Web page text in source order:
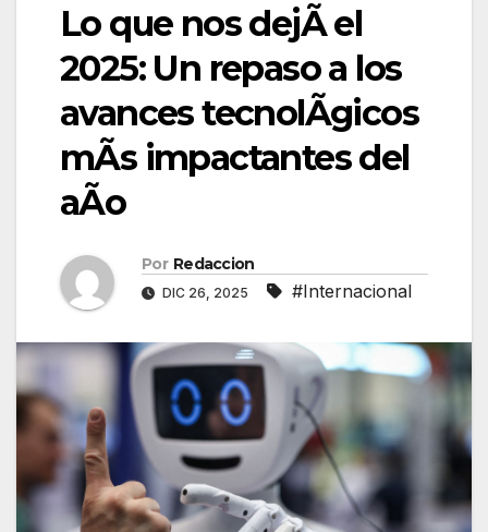
Lo que nos dejÃ el
2025: Un repaso a los
avances tecnolÃgicos
mÃs impactantes del
aÃo
Por Redaccion
DIC 26, 2025 #Internacional